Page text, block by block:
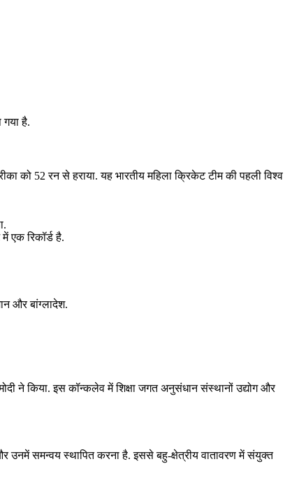
गया है.
को 52 रन से हराया. यह भारतीय महिला क्रिकेट टीम की पहली विश्व
एक रिकॉर्ड है.
और बांग्लादेश.
ने किया. इस कॉन्‍कलेव में शिक्षा जगत अनुसंधान संस्थानों उद्योग और
समन्वय स्थापित करना है. इससे बहु-क्षेत्रीय वातावरण में संयुक्त